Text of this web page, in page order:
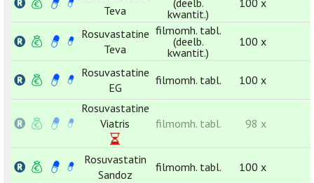
Teva
(deelb.
kwantit.)
100 x
Rosuvastatine
Teva
filmomh. tabl.
(deelb.
kwantit.)
100 x
Rosuvastatine
EG
filmomh. tabl.
100 x
Rosuvastatine
Viatris
filmomh. tabl. 98 x
Rosuvastatin
Sandoz
filmomh. tabl. 100 x